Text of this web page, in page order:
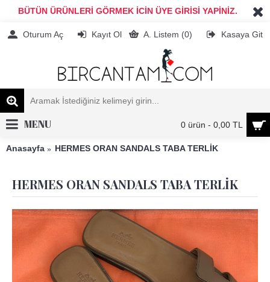
BÜTÜN ÜRÜNLERİ GÖRMEK İCİN ÜYE GİRİSİ YAPİNİZ.
Oturum Aç Kayıt Ol A. Listem (0) Kasaya Git
0 ürün - 0,00 TL
MENU
Anasayfa HERMES ORAN SANDALS TABA TERLİK
HERMES ORAN SANDALS TABA TERLİK